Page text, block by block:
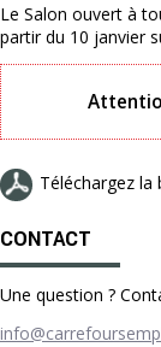
Le Salon ouvert à
partir du 10 janvier
Téléchargez la
CONTACT
Une question ?